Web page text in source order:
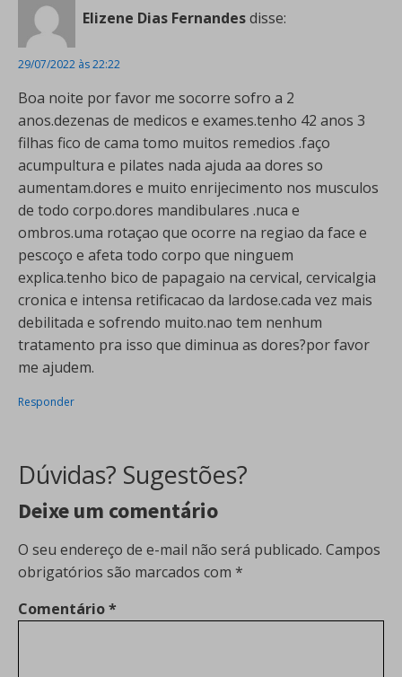
Elizene Dias Fernandesdisse:
29/07/2022 às 22:22
Boa noite por favor me socorre sofro a 2
anos.dezenas de medicos e exames.tenho 42 anos 3
filhas fico de cama tomo muitos remedios .faço
acumpultura e pilates nada ajuda aa dores so
aumentam.dores e muito enrijecimento nos musculos
de todo corpo.dores mandibulares .nuca e
ombros.uma rotaçao que ocorre na regiao da face e
pescoço e afeta todo corpo que ninguem
explica.tenho bico de papagaio na cervical, cervicalgia
cronica e intensa retificacao da lardose.cada vez mais
debilitada e sofrendo muito.nao tem nenhum
tratamento pra isso que diminua as dores?por favor
me ajudem.
Responder
Dúvidas? Sugestões?
Deixe um comentário
O seu endereço de e-mail não será publicado. Campos
obrigatórios são marcados com *
Comentário*